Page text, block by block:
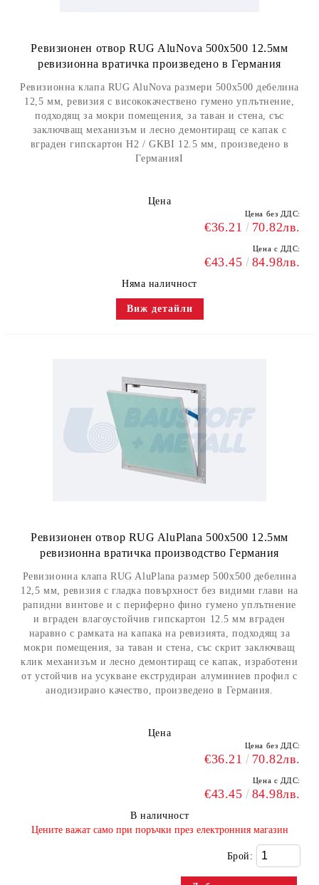
Ревизионен отвор RUG AluNova 500x500 12.5мм
ревизионна вратичка произведено в Германия
Ревизионна клапа RUG AluNova размери 500x500 дебелина
12,5 мм, ревизия с висококачествено гумено уплътнение,
подходящ за мокри помещения, за таван и стена, със
заключващ механизъм и лесно демонтиращ се капак с
вграден гипскартон H2 / GKBI 12.5 мм, произведено в
ГерманияI
Цена
Цена без ДДС:
€36.21 70.82лв.
Цена с ДДС:
€43.45 84.98лв.
Няма наличност
Виж детайли
Ревизионен отвор RUG AluPlana 500x500 12.5мм
ревизионна вратичка производство Германия
Ревизионна клапа RUG AluPlana размер 500x500 дебелина
12,5 мм, ревизия с гладка повърхност без видими глави на
рапидни винтове и с периферно фино гумено уплътнение
и вграден влагоустойчив гипскартон 12.5 мм вграден
наравно с рамката на капака на ревизията, подходящ за
мокри помещения, за таван и стена, със скрит заключващ
клик механизъм и лесно демонтиращ се капак, изработени
от устойчив на усукване екструдиран алуминиев профил с
анодизирано качество, произведено в Германия.
Цена
Цена без ДДС:
€36.21 70.82лв.
Цена с ДДС:
€43.45 84.98лв.
В наличност
​Цените важат само при поръчки през електронния магазин
Брой: